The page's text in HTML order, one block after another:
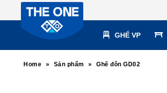
GHẾ VP
Home » Sản phẩm » Ghế đôn GD02